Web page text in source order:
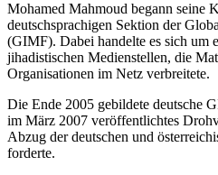
Mohamed Mahmoud begann seine
deutschsprachigen Sektion der
(GIMF). Dabei handelte es sich um
jihadistischen Medienstellen, die
Organisationen im Netz verbreitete.
Die Ende 2005 gebildete deutsche
im März 2007 veröffentlichtes
Abzug der deutschen und
forderte.